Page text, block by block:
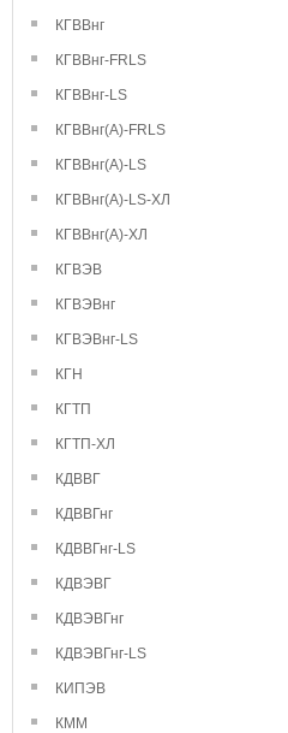
КГВВнг
КГВВнг-FRLS
КГВВнг-LS
КГВВнг(А)-FRLS
КГВВнг(А)-LS
КГВВнг(А)-LS-ХЛ
КГВВнг(А)-ХЛ
КГВЭВ
КГВЭВнг
КГВЭВнг-LS
КГН
КГТП
КГТП-ХЛ
КДВВГ
КДВВГнг
КДВВГнг-LS
КДВЭВГ
КДВЭВГнг
КДВЭВГнг-LS
КИПЭВ
КММ